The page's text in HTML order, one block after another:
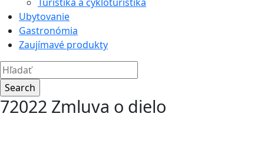
Turistika a cykloturistika
Ubytovanie
Gastronómia
Zaujímavé produkty
72022 Zmluva o dielo